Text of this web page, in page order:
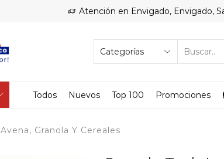
Atención en Envigado, Envigado,
SEARCH
Todos Nuevos Top 100 Promociones
Avena, Granola Y Cereales